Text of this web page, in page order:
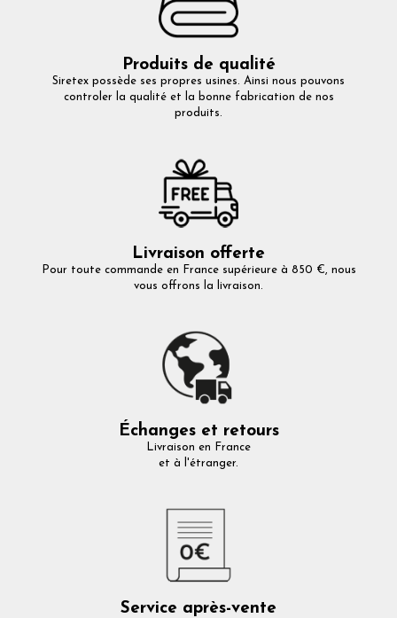
Produits de qualité
Siretex possède ses propres usines. Ainsi nous pouvons
controler la qualité et la bonne fabrication de nos
produits.
Livraison offerte
Pour toute commande en France supérieure à 850 €, nous
vous offrons la livraison.
Échanges et retours
Livraison en France
et à l'étranger.
Service après-vente